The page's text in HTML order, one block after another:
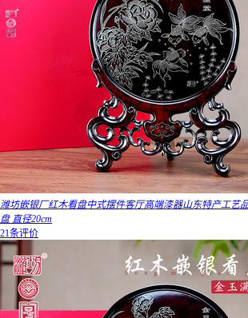
潍坊嵌银厂红木看盘中式摆件客厅高端漆器山东特产工艺
盘 直径20cm
21条评价